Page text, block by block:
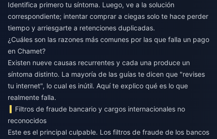
Identifica primero tu síntoma. Luego, ve a la solución
correspondiente; intentar comprar a ciegas solo te hace perder
tiempo y arriesgarte a retenciones duplicadas.
¿Cuáles son las razones más comunes por las que falla un pago
en Chamet?
Existen nueve causas recurrentes y cada una produce un
síntoma distinto. La mayoría de las guías te dicen que "revises
tu internet", lo cual es inútil. Aquí te explico qué es lo que
realmente falla.
Filtros de fraude bancario y cargos internacionales no
reconocidos
Este es el principal culpable. Los filtros de fraude de los bancos